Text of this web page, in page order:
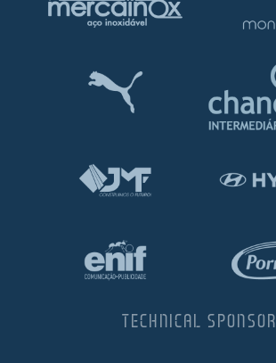
TECHNICAL SPONSOR